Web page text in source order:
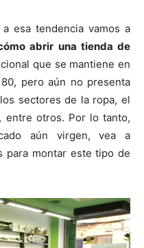
esa tendencia vamos a
abrir una tienda de
que se mantiene en
pero aún no presenta
sectores de la ropa, el
entre otros. Por lo tanto,
aún virgen, vea a
para montar este tipo de